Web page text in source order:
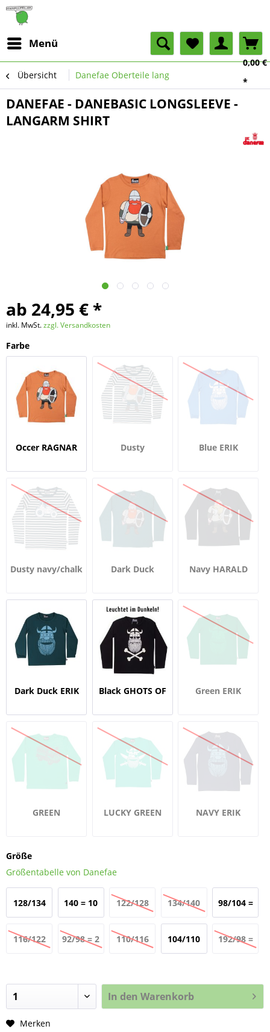
Menü
0,00 €
*
Übersicht Danefae Oberteile lang
DANEFAE - DANEBASIC LONGSLEEVE -
LANGARM SHIRT
ab 24,95 € *
inkl. MwSt.zzgl. Versandkosten
Farbe
Occer RAGNAR
DIN VEN
Dusty
RAGNAR DIN VEN
Blue ERIK
Dusty navy/chalk
TRAKTHOR
Dark Duck
RAGNAR
Navy HARALD
Dark Duck ERIK Black GHOTS OF
ERIK (GITD)
Green ERIK
GREEN LUCKY GREEN NAVY ERIK
Größe
Größentabelle von Danefae
128/134 140 = 10 122/128 134/140
= 9 Jahre
98/104 =
116/122
92/98 = 2 110/116 104/110 192/98 =
In den Warenkorb
Merken